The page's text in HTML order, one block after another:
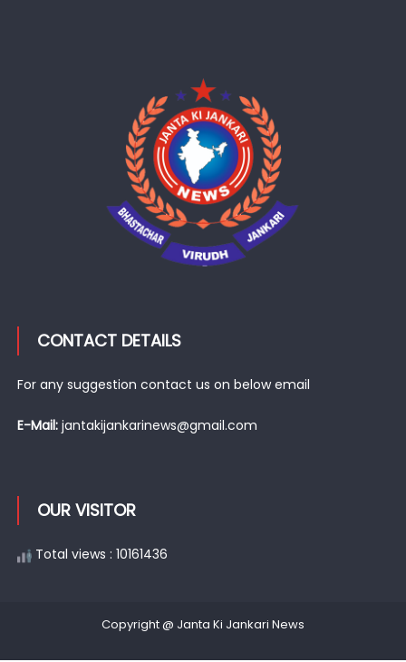
CONTACT DETAILS
For any suggestion contact us on below email
E-Mail: jantakijankarinews@gmail.com
OUR VISITOR
Total views : 10161436
Copyright @ Janta Ki Jankari News